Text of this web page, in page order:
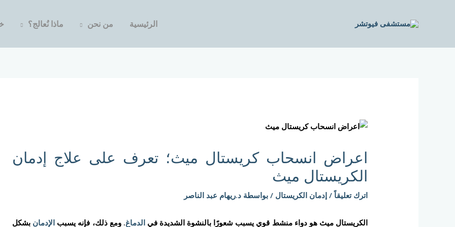
الرئيسية من نحن ماذا نُعالج؟
اعراض انسحاب كريستال ميث؛ تعرف على علاج إدمان
الكريستال ميث
اترك تعليقاً /إدمان الكريستال / بواسطة د.ريهام عبد الناصر
الكريستال ميث هو دواء منشط قوي يسبب شعورًا بالنشوة الشديدة فيالدماغ. ومع ذلك، فإنه يسبب الإدمان بشكل